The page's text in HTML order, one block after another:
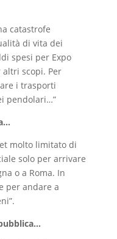
catastrofe
di vita dei
spesi per Expo
scopi. Per
i trasporti
pendolari…”
molto limitato di
solo per arrivare
o a Roma. In
per andare a